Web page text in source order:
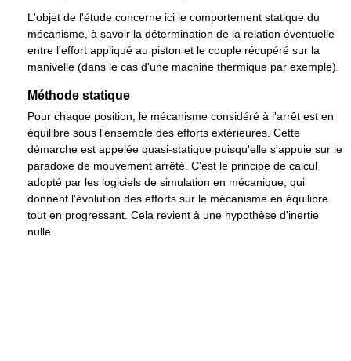
L'objet de l'étude concerne ici le comportement statique du
mécanisme, à savoir la détermination de la relation éventuelle
entre l'effort appliqué au piston et le couple récupéré sur la
manivelle (dans le cas d'une machine thermique par exemple).
Méthode statique
Pour chaque position, le mécanisme considéré à l'arrêt est en
équilibre sous l'ensemble des efforts extérieures. Cette
démarche est appelée quasi-statique puisqu'elle s'appuie sur le
paradoxe de mouvement arrêté. C'est le principe de calcul
adopté par les logiciels de simulation en mécanique, qui
donnent l'évolution des efforts sur le mécanisme en équilibre
tout en progressant. Cela revient à une hypothèse d'inertie
nulle.